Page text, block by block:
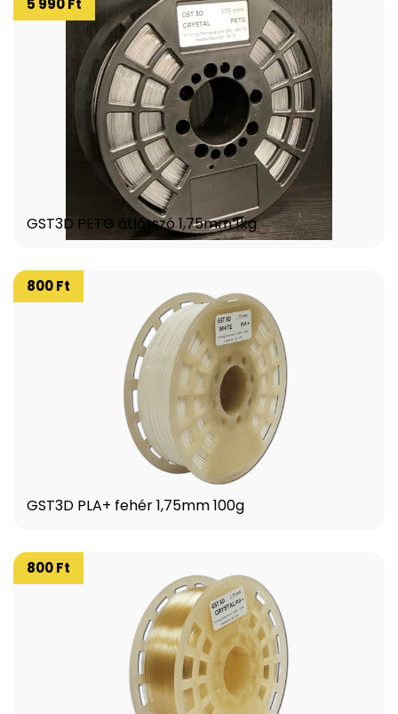
GST3D PETG átlátszó 1,75mm 1kg
5 990 Ft
GST3D PLA+ fehér 1,75mm 100g
800 Ft
800 Ft